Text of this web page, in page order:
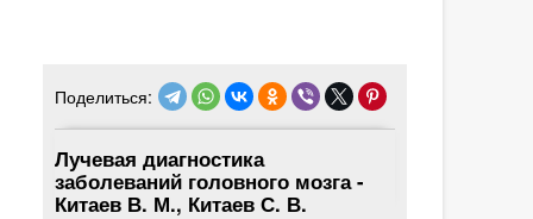
Поделиться:
Лучевая диагностика
заболеваний головного мозга -
Китаев В. М., Китаев С. В.